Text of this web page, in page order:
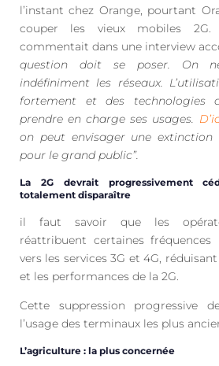
l’instant chez Orange, pourtant
couper les vieux mobiles 2G.
commentait dans une interview
question doit se poser. On
indéfiniment les réseaux.
fortement et des technologies
prendre en charge ses usages.
on peut envisager une
pour le grand public”.
La 2G devrait progressivement
totalement disparaître
il faut savoir que les
réattribuent certaines
vers les services 3G et 4G,
et les performances de la 2G.
Cette suppression progressive
l’usage des terminaux les plus
L’agriculture : la plus concernée